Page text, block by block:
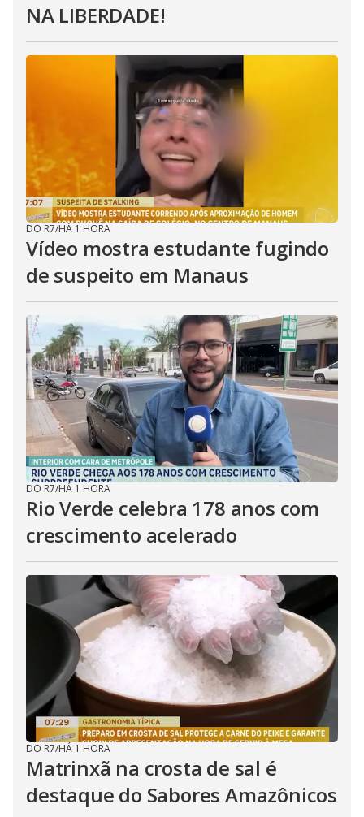
NA LIBERDADE!
DO R7/HÁ 1 HORA
Vídeo mostra estudante fugindo
de suspeito em Manaus
DO R7/HÁ 1 HORA
Rio Verde celebra 178 anos com
crescimento acelerado
DO R7/HÁ 1 HORA
Matrinxã na crosta de sal é
destaque do Sabores Amazônicos